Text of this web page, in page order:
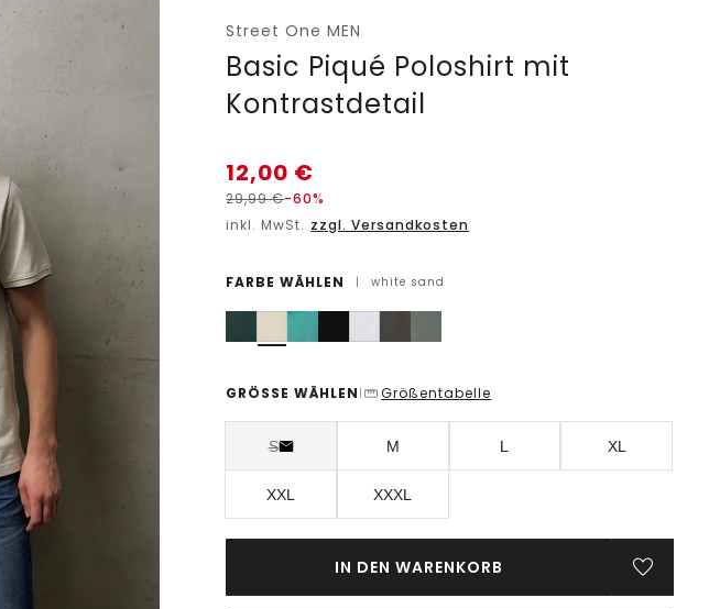
Street One MEN
Basic Piqué Poloshirt mit
Kontrastdetail
12,00 €
29,99€-60%
inkl. MwSt. zzgl. Versandkosten
FARBE WÄHLEN | white sand
GRÖSSE WÄHLEN | Größentabelle
S M L XL
XXL XXXL
IN DEN WARENKORB